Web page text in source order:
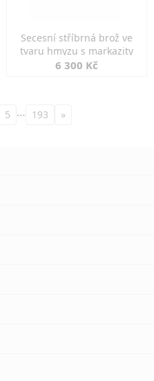
Secesní stříbrná brož ve
tvaru hmyzu s markazity
6 300 Kč
5 … 193 »